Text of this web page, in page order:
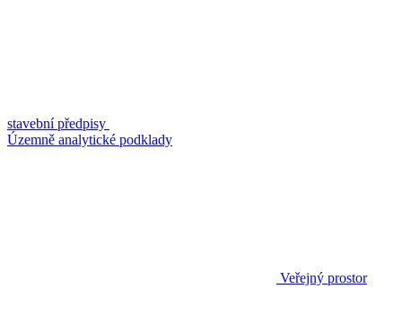
stavební předpisy
Územně analytické podklady
Veřejný prostor